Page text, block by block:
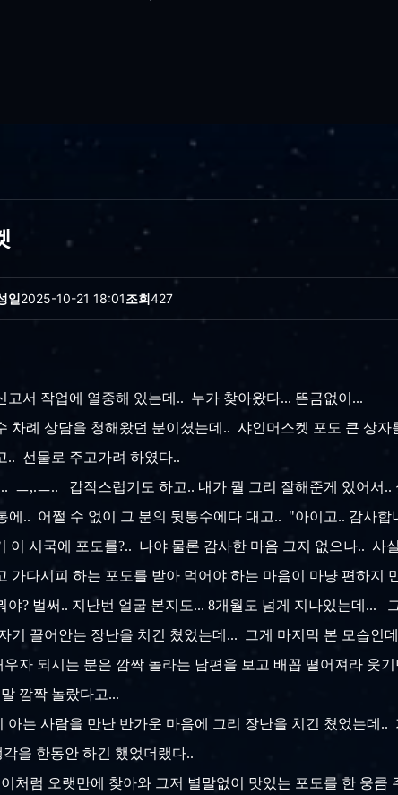
일2025-10-21 18:01조회427
고서 작업에 열중해 있는데.. 누가 찾아왔다... 뜬금없이...
차례 상담을 청해왔던 분이셨는데.. 샤인머스켓 포도 큰 상
.. 선물로 주고가려 하였다..
ㅡ,.ㅡ.. 갑작스럽기도 하고.. 내가 뭘 그리 잘해준게 있어서
에.. 어쩔 수 없이 그 분의 뒷통수에다 대고.. "아이고.. 감사
이 시국에 포도를?.. 나야 물론 감사한 마음 그지 없으나.. 사
가다시피 하는 포도를 받아 먹어야 하는 마음이 마냥 편하지
야? 벌써.. 지난번 얼굴 본지도... 8개월도 넘게 지나있는데...
기 끌어안는 장난을 치긴 쳤었는데... 그게 마지막 본 모습인
우자 되시는 분은 깜짝 놀라는 남편을 보고 배꼽 떨어져라 웃
깜짝 놀랐다고...
아는 사람을 만난 반가운 마음에 그리 장난을 치긴 쳤었는데
각을 한동안 하긴 했었더랬다..
처럼 오랫만에 찾아와 그저 별말없이 맛있는 포도를 한 웅큼